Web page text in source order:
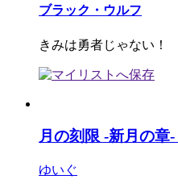
ブラック・ウルフ
きみは勇者じゃない！
月の刻限 -新月の章-
ゆいぐ